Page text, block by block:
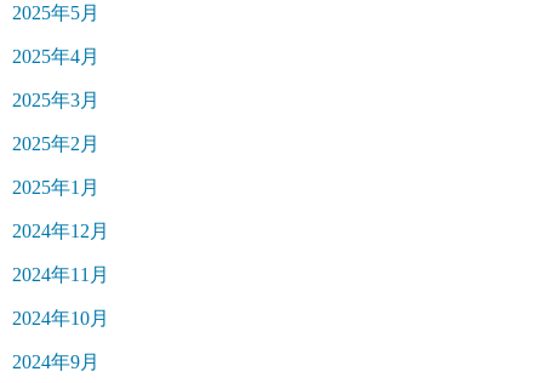
2025年5月
2025年4月
2025年3月
2025年2月
2025年1月
2024年12月
2024年11月
2024年10月
2024年9月